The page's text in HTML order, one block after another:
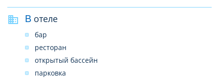
В отеле
бар
ресторан
открытый бассейн
парковка